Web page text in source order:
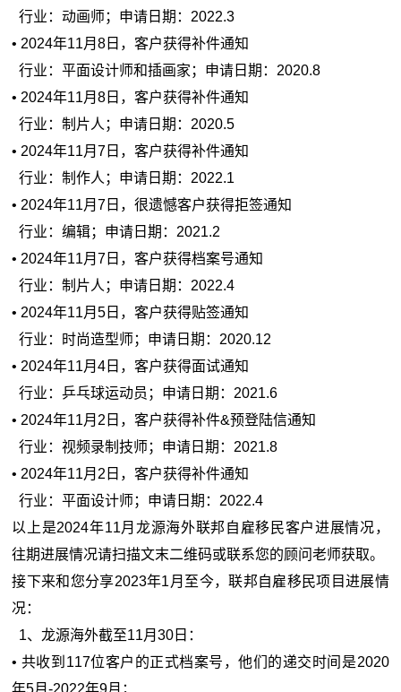
行业：动画师；申请日期：2022.3
• 2024年11月8日，客户获得补件通知
行业：平面设计师和插画家；申请日期：2020.8
• 2024年11月8日，客户获得补件通知
行业：制片人；申请日期：2020.5
• 2024年11月7日，客户获得补件通知
行业：制作人；申请日期：2022.1
• 2024年11月7日，很遗憾客户获得拒签通知
行业：编辑；申请日期：2021.2
• 2024年11月7日，客户获得档案号通知
行业：制片人；申请日期：2022.4
• 2024年11月5日，客户获得贴签通知
行业：时尚造型师；申请日期：2020.12
• 2024年11月4日，客户获得面试通知
行业：乒乓球运动员；申请日期：2021.6
• 2024年11月2日，客户获得补件&预登陆信通知
行业：视频录制技师；申请日期：2021.8
• 2024年11月2日，客户获得补件通知
行业：平面设计师；申请日期：2022.4
以上是2024年11月龙源海外联邦自雇移民客户进展情况，
往期进展情况请扫描文末二维码或联系您的顾问老师获取。
接下来和您分享2023年1月至今，联邦自雇移民项目进展情
况：
1、龙源海外截至11月30日 ：
• 共收到117位客户的正式档案号，他们的递交时间是2020